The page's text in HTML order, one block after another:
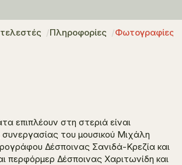
Πληροφορίες Φωτογραφίες
επιπλέουν στη στεριά είναι
του μουσικού Μιχάλη
Δέσποινας Σανιδά-Κρεζία και
περφόρμερ Δέσποινας Χαριτωνίδη και